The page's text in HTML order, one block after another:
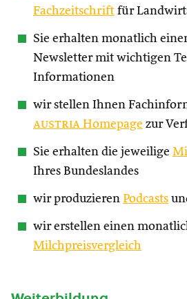
Fachzeitschrift für
Sie erhalten monatlich
Newsletter mit wichtigen
Informationen
wir stellen Ihnen
austria Homepage zur
Sie erhalten die jeweilige
Ihres Bundeslandes
wir produzieren Podcasts
wir erstellen einen
Milchpreisvergleich